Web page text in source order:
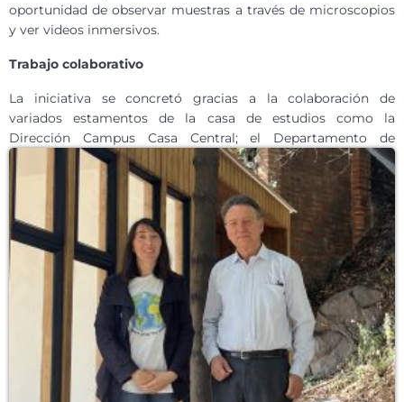
oportunidad de observar muestras a través de microscopios
y ver videos inmersivos.
Trabajo colaborativo
La iniciativa se concretó gracias a la colaboración de
variados estamentos de la casa de estudios como la
Dirección Campus Casa Central; el Departamento de